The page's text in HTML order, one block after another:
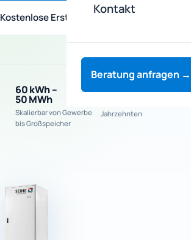
Kontakt
Beratung anfragen →
Kostenlose Erstberatung
60 kWh –
50 MWh
Skalierbar von Gewerbe
bis Großspeicher
Made in Europe
Jahrzehnten